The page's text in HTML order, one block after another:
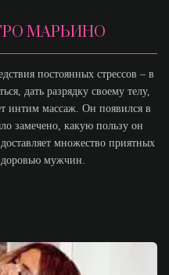
МАРЬИНО
постоянных стрессов – в
дать разрядку своему телу,
интим массаж. Он появился в
замечено, какую пользу он
множество приятных
мужчин.